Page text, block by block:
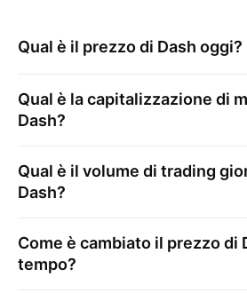
Qual è il prezzo di Dash oggi?
Qual è la capitalizzazione di
Dash?
Qual è il volume di trading
Dash?
Come è cambiato il prezzo di
tempo?